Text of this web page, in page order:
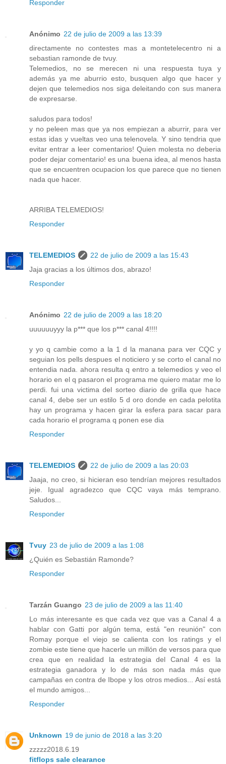
Responder
Anónimo 22 de julio de 2009 a las 13:39
directamente no contestes mas a montetelecentro ni a
sebastian ramonde de tvuy.
Telemedios, no se merecen ni una respuesta tuya y
además ya me aburrio esto, busquen algo que hacer y
dejen que telemedios nos siga deleitando con sus manera
de expresarse.
saludos para todos!
y no peleen mas que ya nos empiezan a aburrir, para ver
estas idas y vueltas veo una telenovela. Y sino tendria que
evitar entrar a leer comentarios! Quien molesta no deberia
poder dejar comentario! es una buena idea, al menos hasta
que se encuentren ocupacion los que parece que no tienen
nada que hacer.
ARRIBA TELEMEDIOS!
Responder
TELEMEDIOS
22 de julio de 2009 a las 15:43
Jaja gracias a los últimos dos, abrazo!
Responder
Anónimo 22 de julio de 2009 a las 18:20
uuuuuuyyy la p*** que los p*** canal 4!!!!
y yo q cambie como a la 1 d la manana para ver CQC y
seguian los pells despues el noticiero y se corto el canal no
entendia nada. ahora resulta q entro a telemedios y veo el
horario en el q pasaron el programa me quiero matar me lo
perdi. fui una victima del sorteo diario de grilla que hace
canal 4, debe ser un estilo 5 d oro donde en cada pelotita
hay un programa y hacen girar la esfera para sacar para
cada horario el programa q ponen ese dia
Responder
TELEMEDIOS
22 de julio de 2009 a las 20:03
Jaaja, no creo, si hicieran eso tendrían mejores resultados
jeje. Igual agradezco que CQC vaya más temprano.
Saludos...
Responder
Tvuy 23 de julio de 2009 a las 1:08
¿Quién es Sebastián Ramonde?
Responder
Tarzán Guango 23 de julio de 2009 a las 11:40
Lo más interesante es que cada vez que vas a Canal 4 a
hablar con Gatti por algún tema, está "en reunión" con
Romay porque el viejo se calienta con los ratings y el
zombie este tiene que hacerle un millón de versos para que
crea que en realidad la estrategia del Canal 4 es la
estrategia ganadora y lo de más son nada más que
campañas en contra de Ibope y los otros medios... Así está
el mundo amigos...
Responder
Unknown 19 de junio de 2018 a las 3:20
zzzzz2018.6.19
fitflops sale clearance